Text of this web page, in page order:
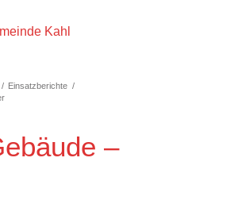
/ Einsatzberichte /
–